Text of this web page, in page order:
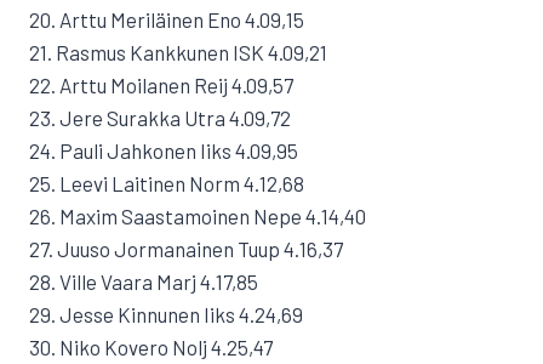
20. Arttu Meriläinen Eno 4.09,15
21. Rasmus Kankkunen ISK 4.09,21
22. Arttu Moilanen Reij 4.09,57
23. Jere Surakka Utra 4.09,72
24. Pauli Jahkonen Iiks 4.09,95
25. Leevi Laitinen Norm 4.12,68
26. Maxim Saastamoinen Nepe 4.14,40
27. Juuso Jormanainen Tuup 4.16,37
28. Ville Vaara Marj 4.17,85
29. Jesse Kinnunen Iiks 4.24,69
30. Niko Kovero Nolj 4.25,47